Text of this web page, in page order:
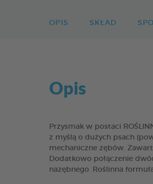
OPIS SKŁAD
Opis
Przysmak w postaci
z myślą o dużych psach
mechaniczne zębów.
Dodatkowo połączenie
nazębnego. Roślinna